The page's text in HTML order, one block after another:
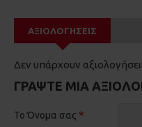
ΑΞΙΟΛΟΓΉΣΕΙΣ
Δεν υπάρχουν
ΓΡΆΨΤΕ ΜΙΑ
Το Όνομα σας